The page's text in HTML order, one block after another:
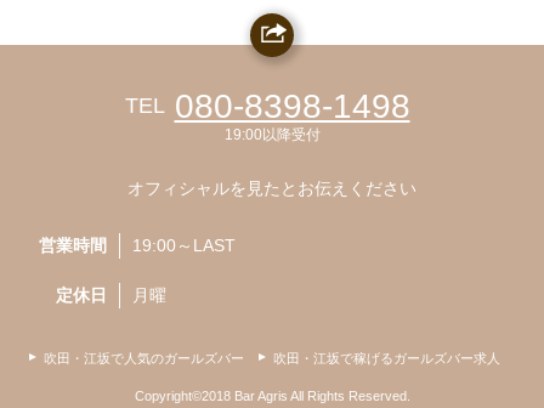
TEL 080-8398-1498
19:00以降受付
オフィシャルを見たとお伝えください
営業時間 19:00～LAST
定休日 月曜
吹田・江坂で人気のガールズバー 吹田・江坂で稼げるガールズバー求人
Copyright©2018 Bar Agris All Rights Reserved.